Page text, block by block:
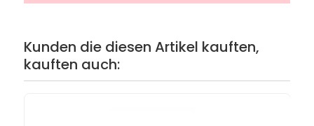
Kunden die diesen Artikel kauften,
kauften auch: